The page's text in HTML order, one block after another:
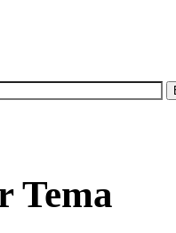
Tema